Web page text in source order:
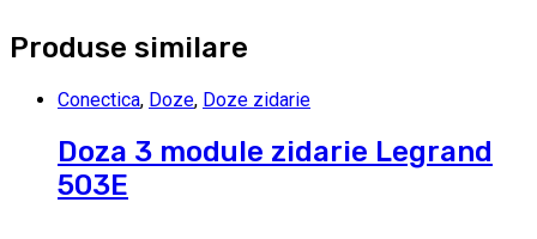
Produse similare
Conectica, Doze, Doze zidarie
Doza 3 module zidarie Legrand
503E